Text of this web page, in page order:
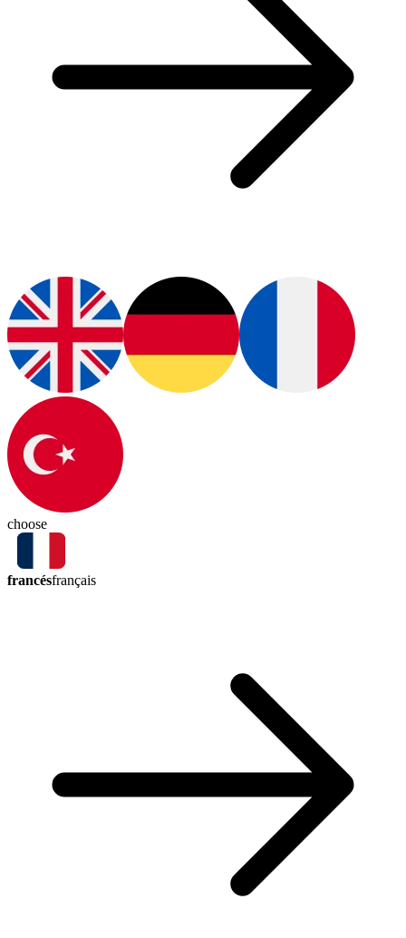
choose
francésfrançais